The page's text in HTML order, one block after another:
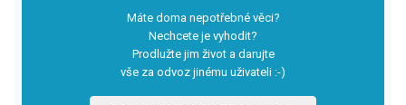
Máte doma nepotřebné věci?
Nechcete je vyhodit?
Prodlužte jim život a darujte
vše za odvoz jinému uživateli :-)